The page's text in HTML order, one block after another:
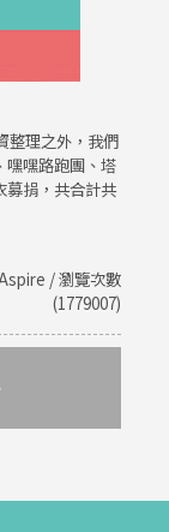
整理之外，我們
嘿嘿路跑團、塔
募捐，共合計共
/ 瀏覽次數
(1779007)